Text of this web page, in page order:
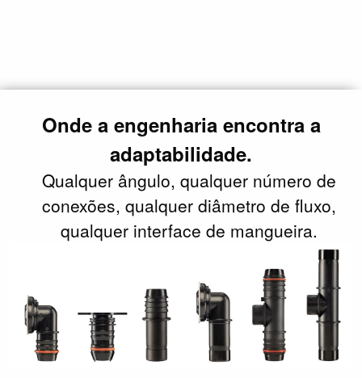
Onde a engenharia encontra a
adaptabilidade.
Qualquer ângulo, qualquer número de
conexões, qualquer diâmetro de fluxo,
qualquer interface de mangueira.